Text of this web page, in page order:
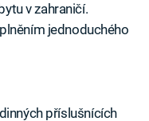
v zahraničí.
jednoduchého
příslušnících